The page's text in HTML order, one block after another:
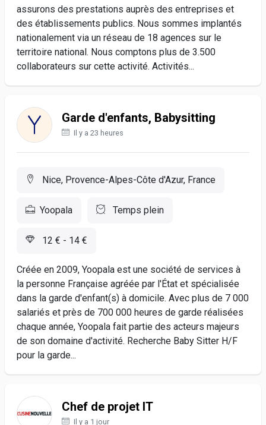
assurons des prestations auprès des entreprises et
des établissements publics. Nous sommes implantés
nationalement via un réseau de 18 agences sur le
territoire national. Nous comptons plus de 3.500
collaborateurs sur cette activité. Activités...
Garde d'enfants, Babysitting
Il y a 23 heures
Nice, Provence-Alpes-Côte d'Azur, France
Yoopala Temps plein
12 € - 14 €
Créée en 2009, Yoopala est une société de services à
la personne Française agréée par l'État et spécialisée
dans la garde d'enfant(s) à domicile. Avec plus de 7 000
salariés et près de 700 000 heures de garde réalisées
chaque année, Yoopala fait partie des acteurs majeurs
de son domaine d'activité. Recherche Baby Sitter H/F
pour la garde...
Chef de projet IT
Il y a 1 jour